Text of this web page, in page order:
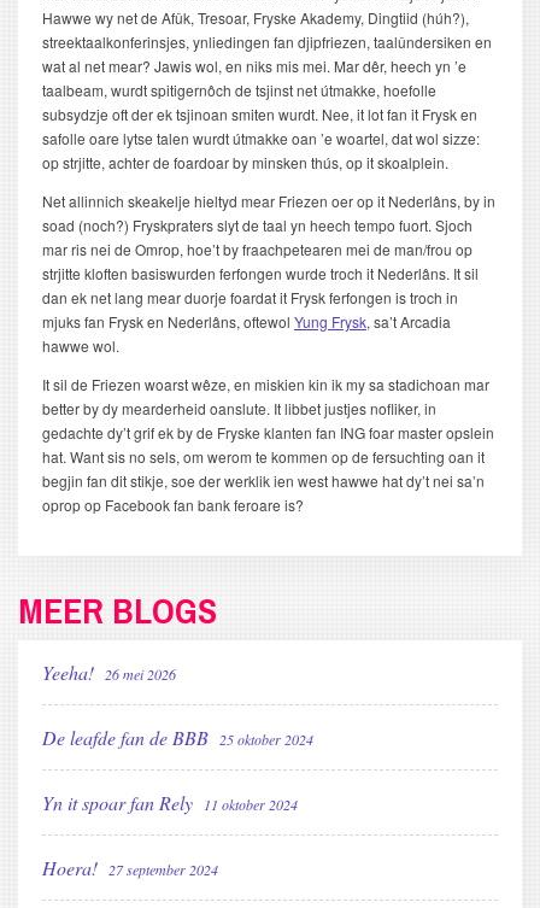
Hawwe wy net de Afûk, Tresoar, Fryske Akademy, Dingtiid (húh?),
streektaalkonferinsjes, ynliedingen fan djipfriezen, taalûndersiken en
wat al net mear? Jawis wol, en niks mis mei. Mar dêr, heech yn ’e
taalbeam, wurdt spitigernôch de tsjinst net útmakke, hoefolle
subsydzje oft der ek tsjinoan smiten wurdt. Nee, it lot fan it Frysk en
safolle oare lytse talen wurdt útmakke oan ’e woartel, dat wol sizze:
op strjitte, achter de foardoar by minsken thús, op it skoalplein.
Net allinnich skeakelje hieltyd mear Friezen oer op it Nederlâns, by in
soad (noch?) Fryskpraters slyt de taal yn heech tempo fuort. Sjoch
mar ris nei de Omrop, hoe’t by fraachpetearen mei de man/frou op
strjitte kloften basiswurden ferfongen wurde troch it Nederlâns. It sil
dan ek net lang mear duorje foardat it Frysk ferfongen is troch in
mjuks fan Frysk en Nederlâns, oftewol Yung Frysk, sa’t Arcadia
hawwe wol.
It sil de Friezen woarst wêze, en miskien kin ik my sa stadichoan mar
better by dy mearderheid oanslute. It libbet justjes nofliker, in
gedachte dy’t grif ek by de Fryske klanten fan ING foar master opslein
hat. Want sis no sels, om werom te kommen op de fersuchting oan it
begjin fan dit stikje, soe der werklik ien west hawwe hat dy’t nei sa’n
oprop op Facebook fan bank feroare is?
MEER BLOGS
Yeeha! 26 mei 2026
De leafde fan de BBB 25 oktober 2024
Yn it spoar fan Rely 11 oktober 2024
Hoera! 27 september 2024